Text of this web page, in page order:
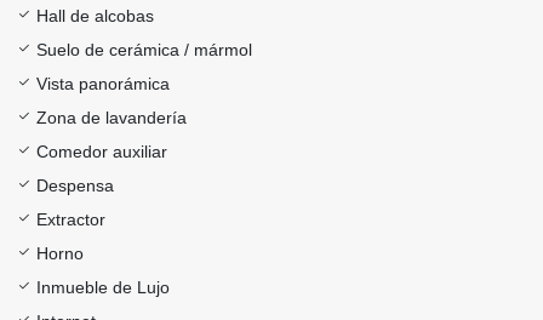
Hall de alcobas
Suelo de cerámica / mármol
Vista panorámica
Zona de lavandería
Comedor auxiliar
Despensa
Extractor
Horno
Inmueble de Lujo